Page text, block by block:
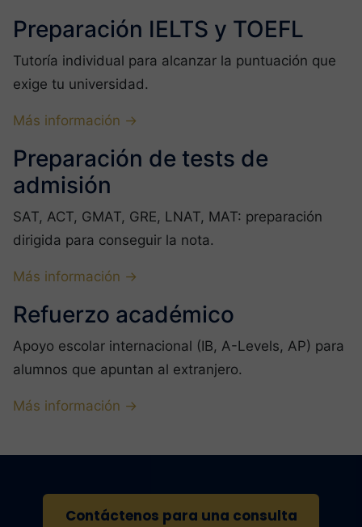
Preparación IELTS y TOEFL
Tutoría individual para alcanzar la puntuación que
exige tu universidad.
Más información →
Preparación de tests de
admisión
SAT, ACT, GMAT, GRE, LNAT, MAT: preparación
dirigida para conseguir la nota.
Más información →
Refuerzo académico
Apoyo escolar internacional (IB, A-Levels, AP) para
alumnos que apuntan al extranjero.
Más información →
Contáctenos para una consulta